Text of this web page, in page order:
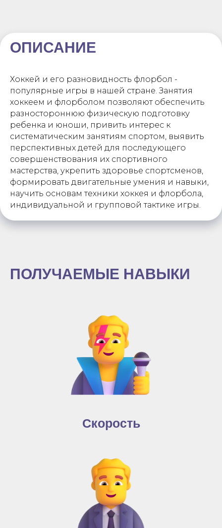
ОПИСАНИЕ
Хоккей и его разновидность флорбол -
популярные игры в нашей стране. Занятия
хоккеем и флорболом позволяют обеспечить
разностороннюю физическую подготовку
ребенка и юноши, привить интерес к
систематическим занятиям спортом, выявить
перспективных детей для последующего
совершенствования их спортивного
мастерства, укрепить здоровье спортсменов,
формировать двигательные умения и навыки,
научить основам техники хоккея и флорбола,
индивидуальной и групповой тактике игры.
ПОЛУЧАЕМЫЕ НАВЫКИ
Скорость